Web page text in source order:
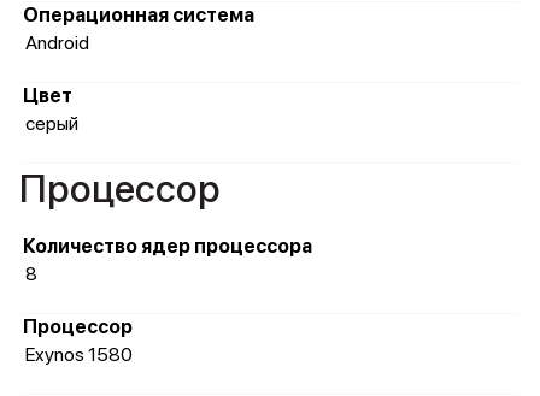
Операционная система
Android
Цвет
серый
Процессор
Количество ядер процессора
8
Процессор
Exynos 1580